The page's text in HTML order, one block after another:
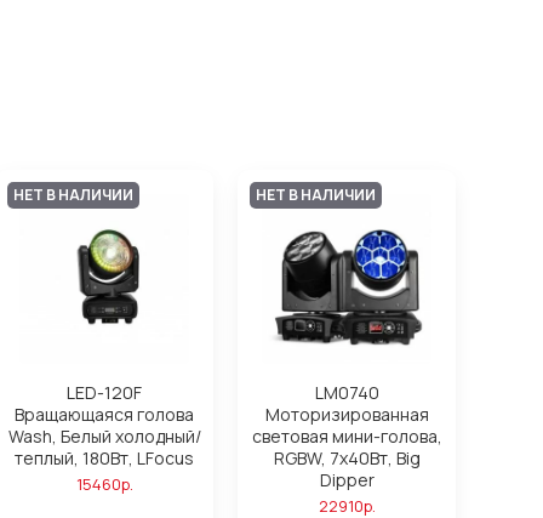
НЕТ В НАЛИЧИИ
LED-120F
Вращающаяся голова
Wash, Белый холодный/
теплый, 180Вт, LFocus
15460р.
НЕТ В НАЛИЧИИ
LM0740
Моторизированная
световая мини-голова,
RGBW, 7х40Вт, Big
Dipper
22910р.